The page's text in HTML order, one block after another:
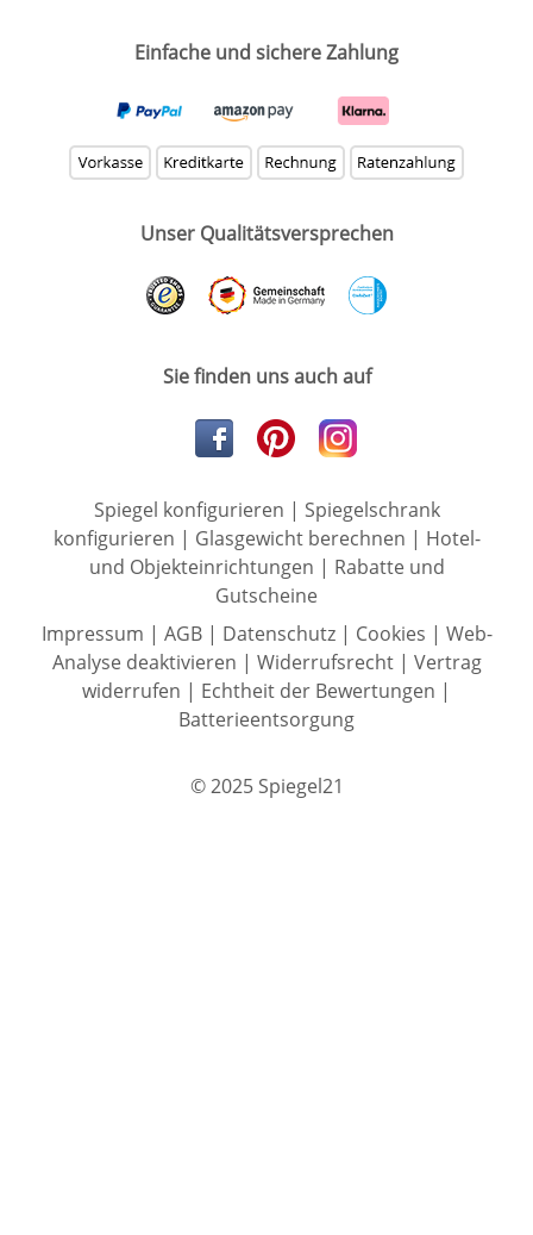
Einfache und sichere Zahlung
Unser Qualitätsversprechen
Sie finden uns auch auf
Spiegel konfigurieren | Spiegelschrank
konfigurieren | Glasgewicht berechnen | Hotel-
und Objekteinrichtungen | Rabatte und
Gutscheine
Impressum | AGB| Datenschutz| Cookies | Web-
Analyse deaktivieren | Widerrufsrecht| Vertrag
widerrufen | Echtheit der Bewertungen |
Batterieentsorgung
© 2025 Spiegel21